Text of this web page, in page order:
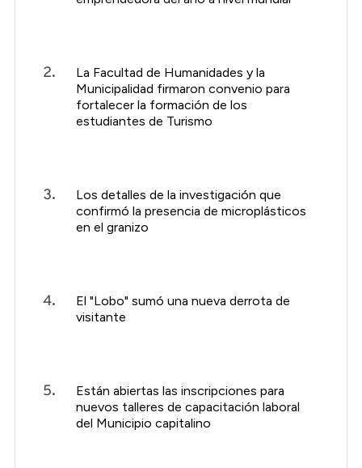
La Facultad de Humanidades y la
Municipalidad firmaron convenio para
fortalecer la formación de los
estudiantes de Turismo
Los detalles de la investigación que
confirmó la presencia de microplásticos
en el granizo
El "Lobo" sumó una nueva derrota de
visitante
Están abiertas las inscripciones para
nuevos talleres de capacitación laboral
del Municipio capitalino